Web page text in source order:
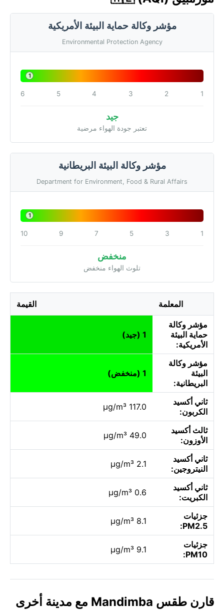
مؤشر وكالة حماية البيئة الأمريكية
Environmental Protection Agency
1
1
2
3
4
5
6
جيد
تعتبر جودة الهواء مرضية
مؤشر وكالة البيئة البريطانية
Department for Environment, Food & Rural Affairs
1
1
3
5
7
9
10
منخفض
تلوث الهواء منخفض
المعلمة القيمة
مؤشر وكالة
حماية البيئة
الأمريكية:
1 (جيد)
مؤشر وكالة
البيئة
البريطانية:
1 (منخفض)
ثاني أكسيد
الكربون:
117.0 µg/m³
ثالث أكسيد
الأوزون:
49.0 µg/m³
ثاني أكسيد
النيتروجين:
2.1 µg/m³
ثاني أكسيد
الكبريت:
0.6 µg/m³
جزئيات
PM2.5:
8.1 µg/m³
جزئيات
PM10:
9.1 µg/m³
قارن طقس Mandimba مع مدينة أخرى